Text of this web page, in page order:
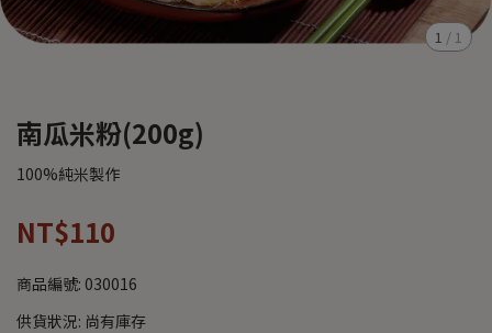
1 / 1
南瓜米粉(200g)
100%純米製作
NT$110
商品編號: 030016
供貨狀況: 尚有庫存